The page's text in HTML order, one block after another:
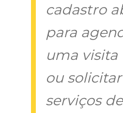
cadastro
para
uma visita
ou
serviços de